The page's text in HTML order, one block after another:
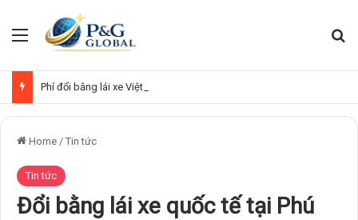
Menu
Phí đổi bằng lái xe Việt Nam sang quốc tế
Home / Tin tức
Tin tức
Đổi bằng lái xe quốc tế tại Phú